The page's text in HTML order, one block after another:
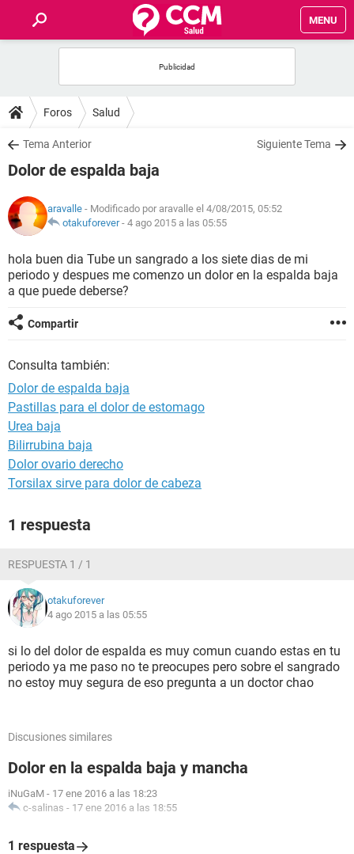
MENU
FOROS
SALUD
NUTRICIÓN
BIENESTAR
Foros Salud
Tema Anterior Siguiente Tema
Dolor de espalda baja
aravalle - Modificado por aravalle el 4/08/2015, 05:52
otakuforever- 4 ago 2015 a las 05:55
hola buen dia Tube un sangrado a los siete dias de mi
periodo y despues me comenzo un dolor en la espalda baja
a que puede deberse?
Compartir
Consulta también:
Dolor de espalda baja
Pastillas para el dolor de estomago
Urea baja
Bilirrubina baja
Dolor ovario derecho
Torsilax sirve para dolor de cabeza
1 respuesta
RESPUESTA 1 / 1
otakuforever
4 ago 2015 a las 05:55
si lo del dolor de espalda es muy comun cuando estas en tu
periodo ya me paso no te preocupes pero sobre el sangrado
no estoy muy segura de eso pregunta a un doctor chao
Discusiones similares
Dolor en la espalda baja y mancha
iNuGaM - 17 ene 2016 a las 18:23
c-salinas - 17 ene 2016 a las 18:55
1 respuesta